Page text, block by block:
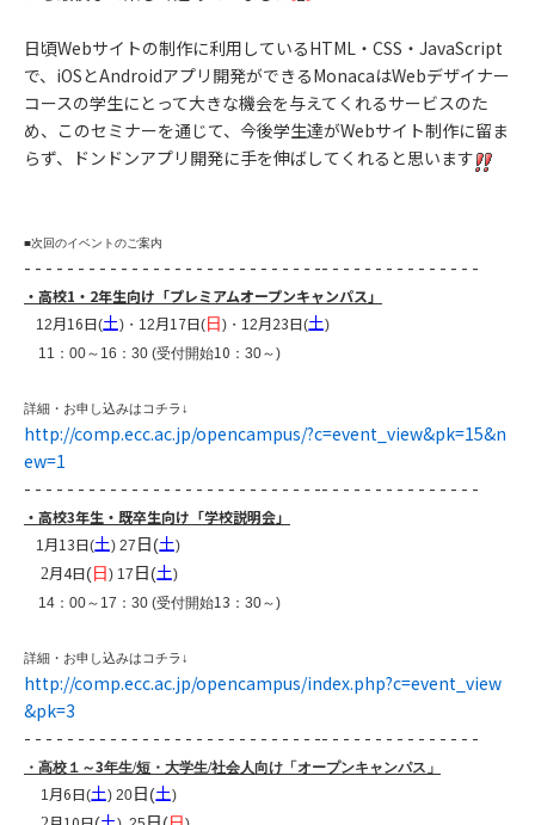
日頃Webサイトの制作に利用しているHTML・CSS・JavaScript
で、iOSとAndroidアプリ開発ができるMonacaはWebデザイナー
コースの学生にとって大きな機会を与えてくれるサービスのた
め、このセミナーを通じて、今後学生達がWebサイト制作に留ま
らず、ドンドンアプリ開発に手を伸ばしてくれると思います
■次回のイベントのご案内
- - - - - - - - - - - - - - - - - - - - - - - - - - - -- - - - - - - - - - - - - - -
・高校1・2年生向け「プレミアムオープンキャンパス 」
12月16日(土)・12月17日( 日 )・12月23日(土)
11 ： 00～ 16 ： 30 (受付開始10 ： 30～)
詳細・お申し込みはコチラ ↓
http://comp.ecc.ac.jp/opencampus/?c=event_view&pk=15&n
ew=1
- - - - - - - - - - - - - - - - - - - - - - - - - - - -- - - - - - - - - - - - - - -
・高校3年生・既卒生向け「学校説明会」
1月13日(土) 27 日(土)
2月4日( 日 ) 17 日(土)
14 ： 00～ 17 ： 30 (受付開始13 ： 30～)
詳細・お申し込みはコチラ ↓
http://comp.ecc.ac.jp/opencampus/index.php?c=event_view
&pk=3
- - - - - - - - - - - - - - - - - - - - - - - - - - - -- - - - - - - - - - - - - - -
・高校１～3年生/短・大学生/社会人向け「オープンキャンパス」
1月6日(土) 20日(土)